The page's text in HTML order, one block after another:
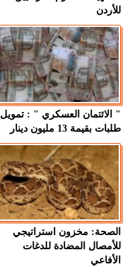
للأردن
" الائتمان العسكري " : تمويل
طلبات بقيمة 13 مليون دينار
الصحة: مخزون استراتيجي
للأمصال المضادة للدغات
الأفاعي